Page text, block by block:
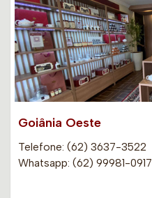
Goiânia Oeste
Telefone: (62) 3637-3522
Whatsapp: (62) 99981-0917